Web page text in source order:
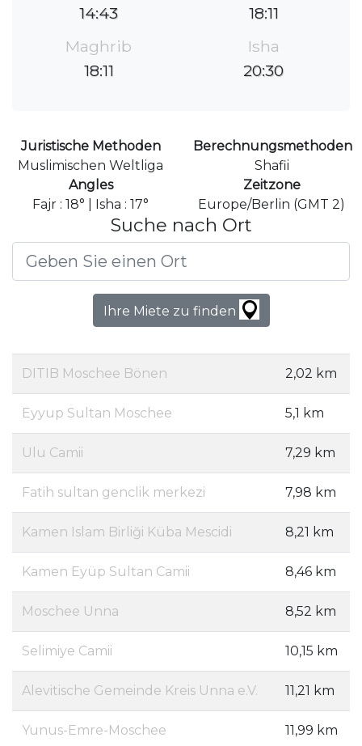
14:43
18:11
Maghrib
18:11
Isha
20:30
Juristische Methoden
Muslimischen Weltliga
Berechnungsmethoden
Shafii
Angles
Fajr : 18° | Isha : 17°
Zeitzone
Europe/Berlin (GMT 2)
Suche nach Ort
Ihre Miete zu finden
DITIB Moschee Bönen 2,02 km
Eyyup Sultan Moschee 5,1 km
Ulu Camii 7,29 km
Fatih sultan genclik merkezi 7,98 km
Kamen Islam Birliği Küba Mescidi 8,21 km
Kamen Eyüp Sultan Camii 8,46 km
Moschee Unna 8,52 km
Selimiye Camii 10,15 km
Alevitische Gemeinde Kreis Unna e.V. 11,21 km
Yunus-Emre-Moschee 11,99 km